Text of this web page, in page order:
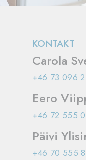
KONTAKT
Carola
+46 73 096
Eero
+46 72 555
Päivi
+46 70 555